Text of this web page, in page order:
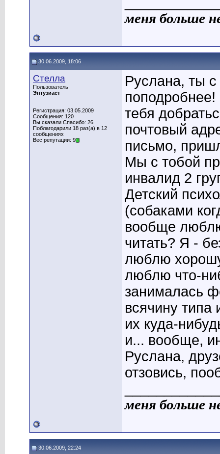
меня больше
30.06.2009, 18:06
Стелла
Пользователь
Энтузиаст
Регистрация: 03.05.2009
Сообщения: 120
Вы сказали Спасибо: 26
Поблагодарили 18 раз(а) в 12
сообщениях
Вес репутации: 9
Руслана, ты
тебя
почтовый
письмо,
Мы с тобой
инвалид 2
Детский
(собаками
вообще
читать? Я -
люблю
люблю что-
занималась
всячину типа
их куда-
и... вообще,
Руслана,
отзовись,
меня больше
30.06.2009, 22:24